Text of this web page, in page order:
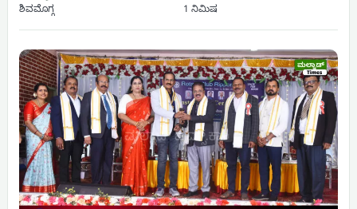
ಶಿವಮೊಗ್ಗ 1 ನಿಮಿಷ